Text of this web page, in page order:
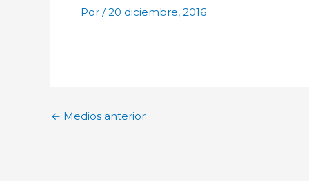
Por /20 diciembre, 2016
← Medios anterior